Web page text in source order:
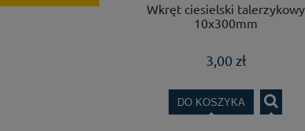
Wkręt ciesielski talerzykowy
10x300mm
3,00 zł
DO KOSZYKA